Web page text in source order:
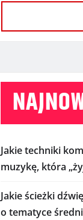
Jakie techniki
muzykę, która
Jakie ścieżki
o tematyce